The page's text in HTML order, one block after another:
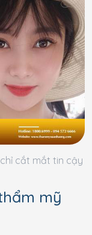
cắt mắt tin cậy
mỹ